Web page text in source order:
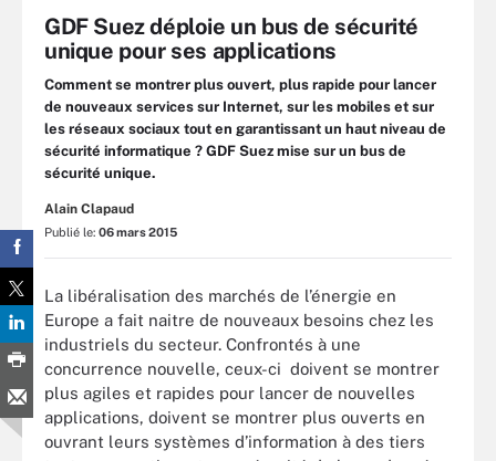
GDF Suez déploie un bus de sécurité
unique pour ses applications
Comment se montrer plus ouvert, plus rapide pour lancer
de nouveaux services sur Internet, sur les mobiles et sur
les réseaux sociaux tout en garantissant un haut niveau de
sécurité informatique ? GDF Suez mise sur un bus de
sécurité unique.
Alain Clapaud
Publié le: 06 mars 2015
La libéralisation des marchés de l’énergie en
Europe a fait naitre de nouveaux besoins chez les
industriels du secteur. Confrontés à une
concurrence nouvelle, ceux-ci doivent se montrer
plus agiles et rapides pour lancer de nouvelles
applications, doivent se montrer plus ouverts en
ouvrant leurs systèmes d’information à des tiers